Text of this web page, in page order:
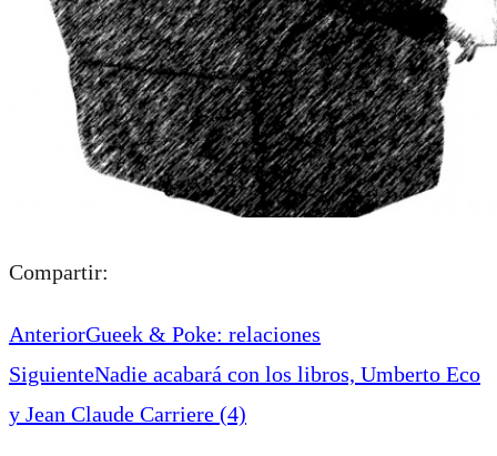
Compartir:
AnteriorGueek & Poke: relaciones
SiguienteNadie acabará con los libros, Umberto Eco
y Jean Claude Carriere (4)